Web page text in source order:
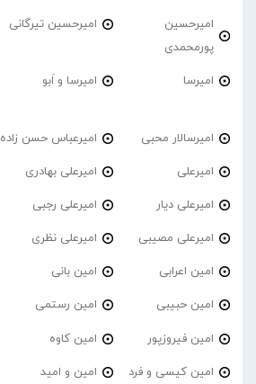
امیرحسین
پورمحمدی
امیرحسین تیرگانی
امیرسا امیرسا و اَبو
امیرسالار محبی امیرعباس حسن زاده
امیرعلی امیرعلی بهادری
امیرعلی دیار امیرعلی رجبی
امیرعلی مصیبی امیرعلی نظری
امین اعرابی امین بانی
امین حبیبی امین رستمی
امین فیروزپور امین کاوه
امین کیسی و فرد امین و امید